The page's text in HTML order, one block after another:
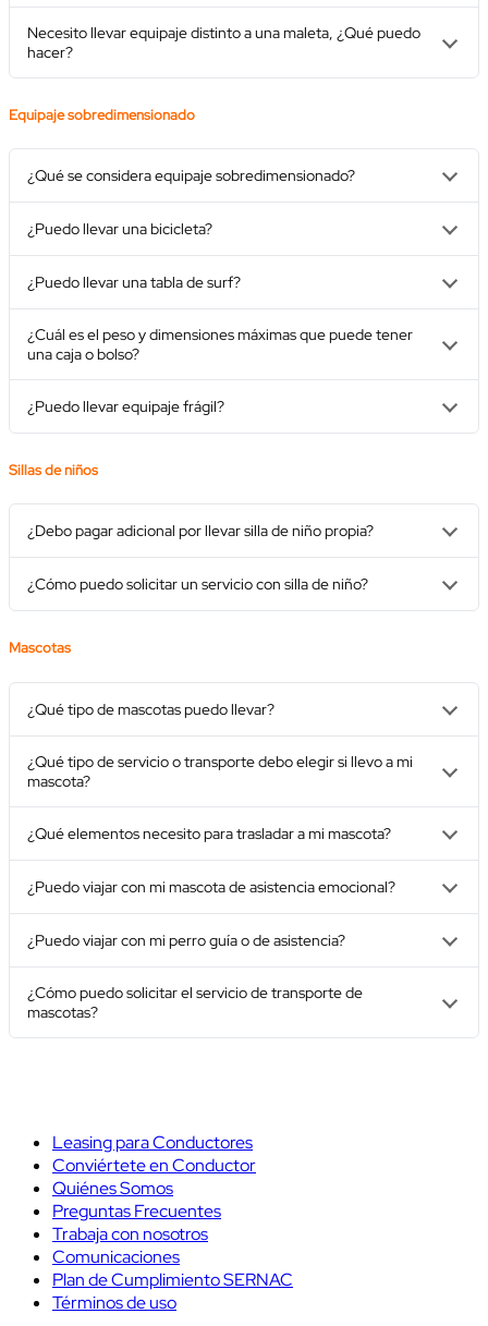
Necesito llevar equipaje distinto a una maleta, ¿Qué puedo
hacer?
Equipaje sobredimensionado
¿Qué se considera equipaje sobredimensionado?
¿Puedo llevar una bicicleta?
¿Puedo llevar una tabla de surf?
¿Cuál es el peso y dimensiones máximas que puede tener
una caja o bolso?
¿Puedo llevar equipaje frágil?
Sillas de niños
¿Debo pagar adicional por llevar silla de niño propia?
¿Cómo puedo solicitar un servicio con silla de niño?
Mascotas
¿Qué tipo de mascotas puedo llevar?
¿Qué tipo de servicio o transporte debo elegir si llevo a mi
mascota?
¿Qué elementos necesito para trasladar a mi mascota?
¿Puedo viajar con mi mascota de asistencia emocional?
¿Puedo viajar con mi perro guía o de asistencia?
¿Cómo puedo solicitar el servicio de transporte de
mascotas?
Leasing para Conductores
Conviértete en Conductor
Quiénes Somos
Preguntas Frecuentes
Trabaja con nosotros
Comunicaciones
Plan de Cumplimiento SERNAC
Términos de uso